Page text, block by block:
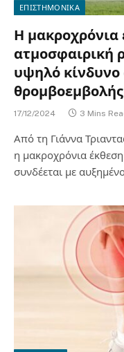
ΕΠΙΣΤΗΜΟΝΙΚΑ
Η μακροχρόνια
ατμοσφαιρική
υψηλό κίνδυνο
θρομβοεμβολής
17/12/2024 3 Mins
Από τη Γιάννα
η μακροχρόνια
συνδέεται με